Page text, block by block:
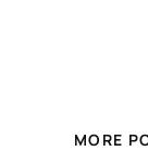
MORE